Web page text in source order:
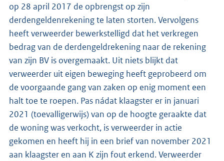
op 28 april 2017 de opbrengst op zijn
derdengeldenrekening te laten storten. Vervolgens
heeft verweerder bewerkstelligd dat het verkregen
bedrag van de derdengeldrekening naar de rekening
van zijn BV is overgemaakt. Uit niets blijkt dat
verweerder uit eigen beweging heeft geprobeerd om
de voorgaande gang van zaken op enig moment een
halt toe te roepen. Pas nádat klaagster er in januari
2021 (toevalligerwijs) van op de hoogte geraakte dat
de woning was verkocht, is verweerder in actie
gekomen en heeft hij in een brief van november 2021
aan klaagster en aan K zijn fout erkend. Verweerder